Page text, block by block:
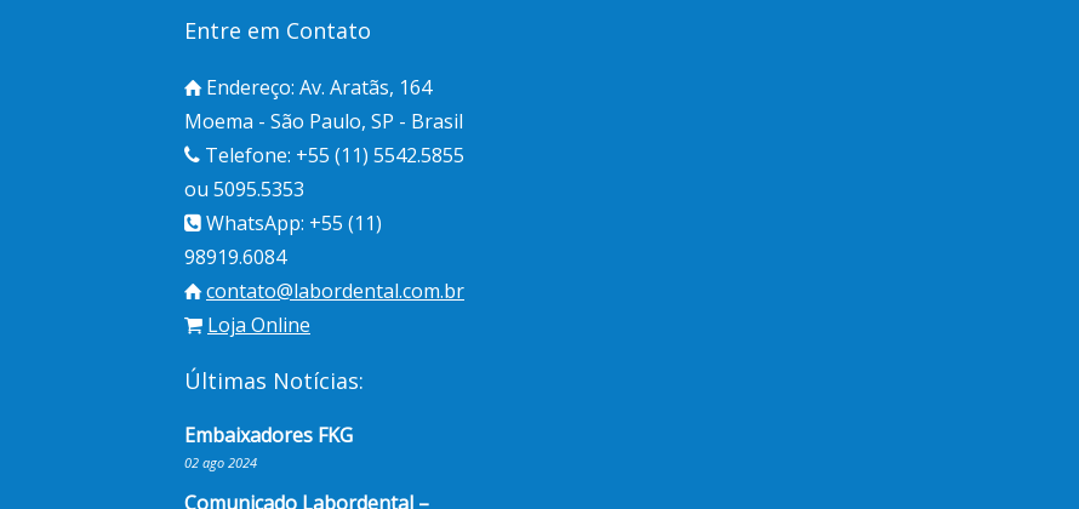
Entre em Contato
Endereço: Av. Aratãs, 164
Moema - São Paulo, SP - Brasil
Telefone: +55 (11) 5542.5855
ou 5095.5353
WhatsApp: +55 (11)
98919.6084
contato@labordental.com.br
Loja Online
Últimas Notícias:
Embaixadores FKG
02 ago 2024
Comunicado Labordental –